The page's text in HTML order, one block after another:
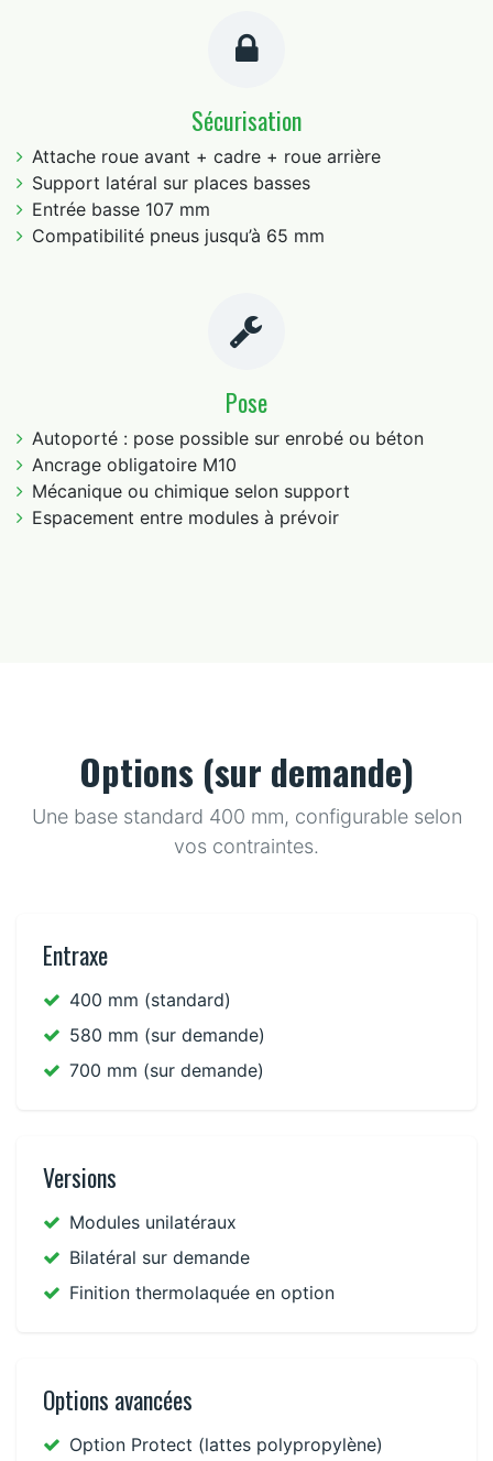
Sécurisation
Attache roue avant + cadre + roue arrière
Support latéral sur places basses
Entrée basse 107 mm
Compatibilité pneus jusqu’à 65 mm
Pose
Autoporté : pose possible sur enrobé ou béton
Ancrage obligatoire M10
Mécanique ou chimique selon support
Espacement entre modules à prévoir
Options (sur demande)
Une base standard 400 mm, configurable selon
vos contraintes.
Entraxe
400 mm (standard)
580 mm (sur demande)
700 mm (sur demande)
Versions
Modules unilatéraux
Bilatéral sur demande
Finition thermolaquée en option
Options avancées
Option Protect (lattes polypropylène)